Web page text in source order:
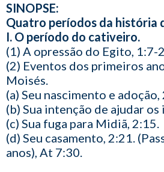
SINOPSE:
Quatro períodos da história
I. O período do cativeiro.
(1) A opressão do Egito, 1:7-
(2) Eventos dos primeiros
Moisés.
(a) Seu nascimento e
(b) Sua intenção de ajudar
(c) Sua fuga para Midiã, 2:15.
(d) Seu casamento, 2:21.
anos), At 7:30.